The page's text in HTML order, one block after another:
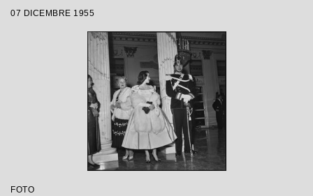
1955-1956 con l'opera "Norma" di
Vincenzo Bellini, diretta da Antonino
Votto, con la regia di Margherita
07 DICEMBRE 1955
FOTO